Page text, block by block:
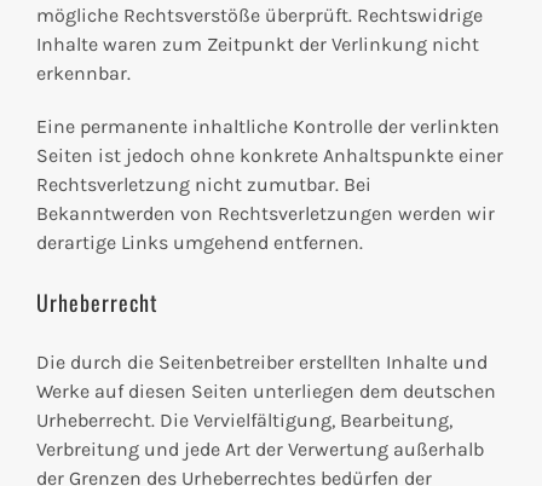
mögliche Rechtsverstöße überprüft. Rechtswidrige
Inhalte waren zum Zeitpunkt der Verlinkung nicht
erkennbar.
Eine permanente inhaltliche Kontrolle der verlinkten
Seiten ist jedoch ohne konkrete Anhaltspunkte einer
Rechtsverletzung nicht zumutbar. Bei
Bekanntwerden von Rechtsverletzungen werden wir
derartige Links umgehend entfernen.
Urheberrecht
Die durch die Seitenbetreiber erstellten Inhalte und
Werke auf diesen Seiten unterliegen dem deutschen
Urheberrecht. Die Vervielfältigung, Bearbeitung,
Verbreitung und jede Art der Verwertung außerhalb
der Grenzen des Urheberrechtes bedürfen der